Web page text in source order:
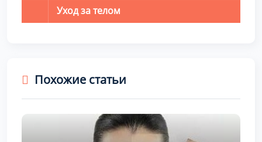
Уход за телом
Похожие статьи